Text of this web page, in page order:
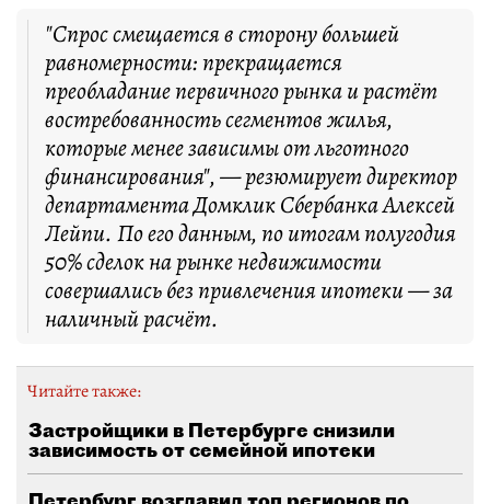
"Спрос смещается в сторону большей
равномерности: прекращается
преобладание первичного рынка и растёт
востребованность сегментов жилья,
которые менее зависимы от льготного
финансирования", — резюмирует директор
департамента Домклик Сбербанка Алексей
Лейпи. По его данным, по итогам полугодия
50% сделок на рынке недвижимости
совершались без привлечения ипотеки — за
наличный расчёт.
Читайте также:
Застройщики в Петербурге снизили
зависимость от семейной ипотеки